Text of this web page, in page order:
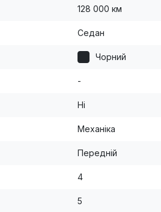
128 000 км
Седан
Чорний
-
Ні
Механіка
Передній
4
5